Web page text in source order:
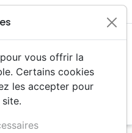
vous offrir la
Certains cookies
les accepter pour